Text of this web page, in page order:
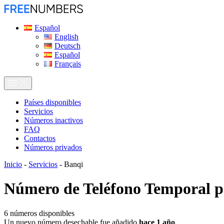
Español
English
Deutsch
Español
Français
Países disponibles
Servicios
Números inactivos
FAQ
Contactos
Números privados
Inicio - Servicios - Banqi
Número de Teléfono Temporal
6 números disponibles
Un nuevo número desechable fue añadido hace 1 año.